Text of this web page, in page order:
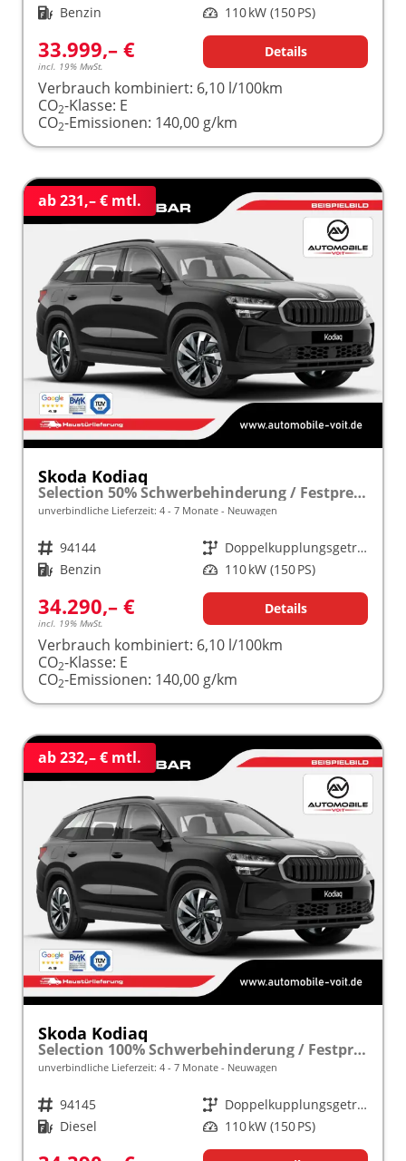
Kraftstoff Benzin Leistung 110 kW (150 PS)
33.999,– €
incl. 19% MwSt.
Details
Verbrauch kombiniert: 6,10 l/100km
CO2-Klasse: E
CO2-Emissionen: 140,00 g/km
ab 231,– € mtl.
Skoda Kodiaq
Selection 50% Schwerbehinderung / Festpreisgarantie* Modelljahr 1.5 TSI Mild-Hybrid 150PS DSG "Sonderangebot bei Schwerbehinderung" frei konfigurierbar!
unverbindliche Lieferzeit: 4 - 7 Monate Neuwagen
Fahrzeugnr. 94144 Getriebe
Doppelkupplungsgetriebe (DSG)
Kraftstoff Benzin Leistung 110 kW (150 PS)
34.290,– €
incl. 19% MwSt.
Details
Verbrauch kombiniert: 6,10 l/100km
CO2-Klasse: E
CO2-Emissionen: 140,00 g/km
ab 232,– € mtl.
Skoda Kodiaq
Selection 100% Schwerbehinderung / Festpreisgarantie* Modelljahr 2.0 TDI 150PS DSG "Sonderangebot bei Schwerbehinderung" frei konfigurierbar!
unverbindliche Lieferzeit: 4 - 7 Monate Neuwagen
Fahrzeugnr. 94145 Getriebe
Doppelkupplungsgetriebe (DSG)
Kraftstoff Diesel Leistung 110 kW (150 PS)